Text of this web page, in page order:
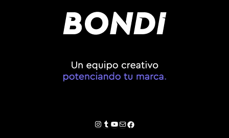
Instagram
Tumblr
YouTube
Correo electrónico
Facebook